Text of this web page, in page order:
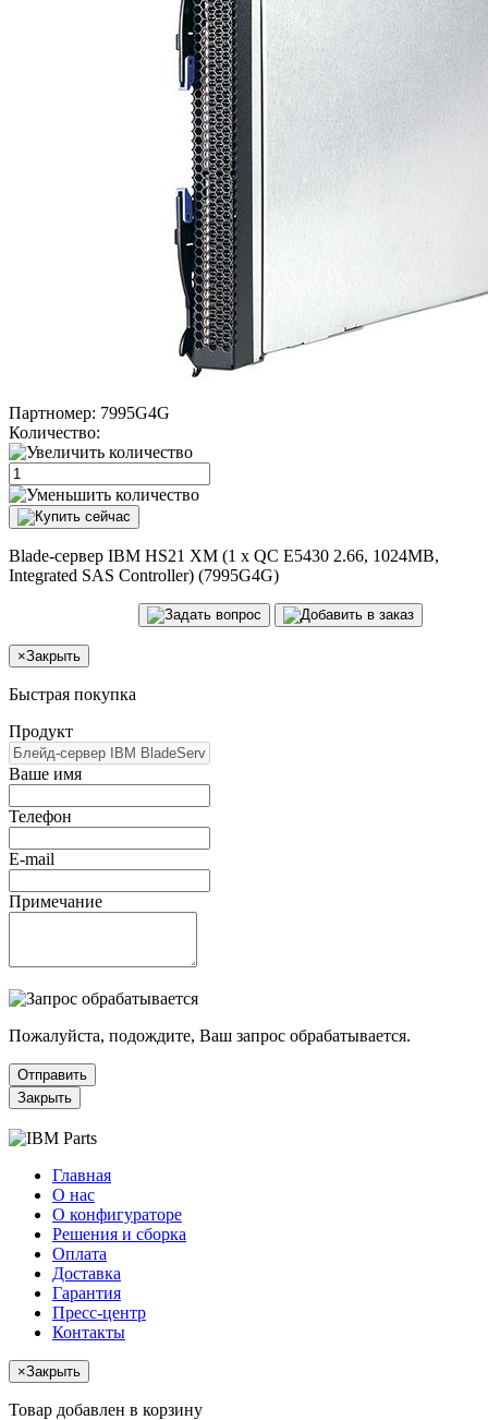
Партномер: 7995G4G
Количество:
Blade-сервер IBM HS21 XM (1 x QC E5430 2.66, 1024MB,
Integrated SAS Controller) (7995G4G)
×Закрыть
Быстрая покупка
Продукт
Ваше имя
Телефон
E-mail
Примечание
Пожалуйста, подождите, Ваш запрос обрабатывается.
Отправить
Закрыть
Главная
О нас
О конфигураторе
Решения и сборка
Оплата
Доставка
Гарантия
Пресс-центр
Контакты
×Закрыть
Товар добавлен в корзину